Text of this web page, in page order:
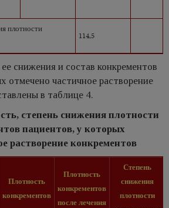
плотности
114,5
снижения и состав конкрементов
отмечено частичное растворение
в таблице 4.
степень снижения плотности
пациентов, у которых
растворение конкрементов
Плотность
конкрементов
Плотность
конкрементов
после лечения
Степень
снижения
плотности